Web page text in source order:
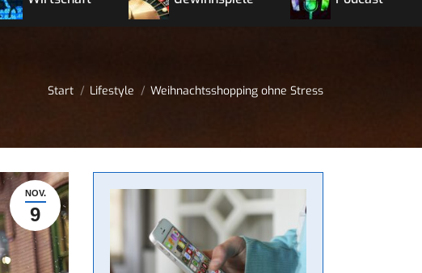
Sie befinden sich hier:
Start Lifestyle Weihnachtsshopping ohne Stress
NOV.
9